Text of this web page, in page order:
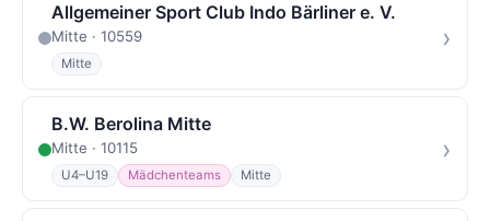
Allgemeiner Sport Club Indo Bärliner e. V.
Mitte · 10559
Mitte
›
B.W. Berolina Mitte
Mitte · 10115
U4–U19 Mädchenteams Mitte
›